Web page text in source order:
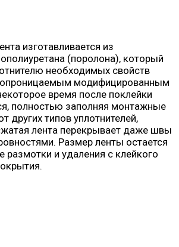
изготавливается из
(поролона), который
необходимых свойств
модифицированным
время после поклейки
полностью заполняя монтажные
других типов уплотнителей,
лента перекрывает даже швы
Размер ленты остается
и удаления с клейкого